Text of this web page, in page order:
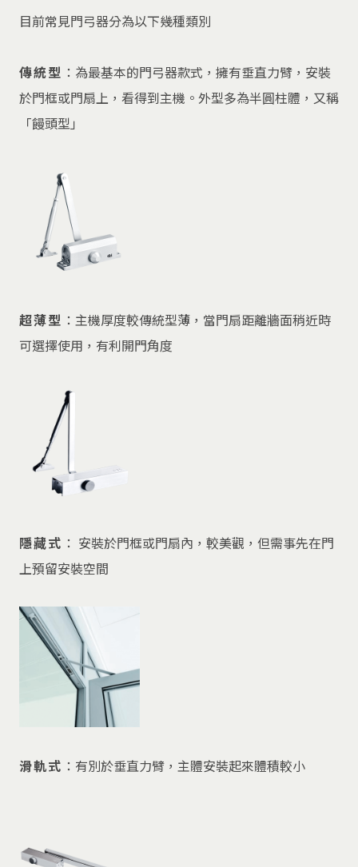
目前常見門弓器分為以下幾種類別
傳統型 ：為最基本的門弓器款式，擁有垂直力臂，安裝
於門框或門扇上，看得到主機。外型多為半圓柱體，又稱
「饅頭型」
超薄型 ：主機厚度較傳統型薄，當門扇距離牆面稍近時
可選擇使用，有利開門角度
隱藏式 ： 安裝於門框或門扇內，較美觀，但需事先在門
上預留安裝空間
滑軌式 ：有別於垂直力臂，主體安裝起來體積較小